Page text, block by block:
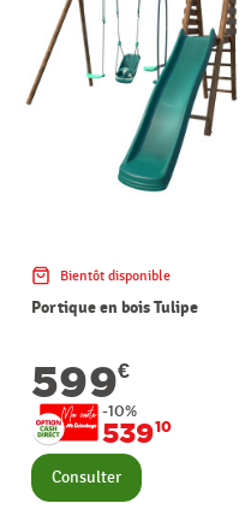
Bientôt disponible
Portique en bois Tulipe
599€
-10%
53910
Consulter